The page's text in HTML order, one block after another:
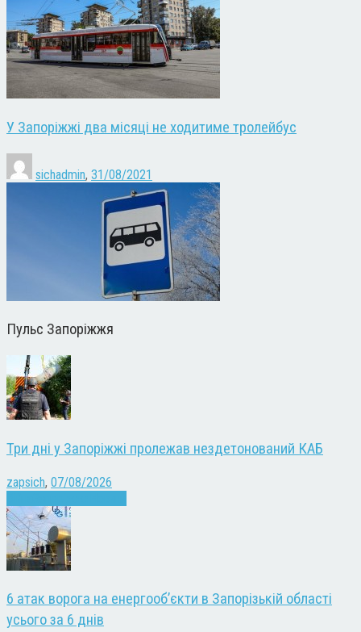
У Запоріжжі два місяці не ходитиме тролейбус
sichadmin, 31/08/2021
Пульс Запоріжжя
Три дні у Запоріжжі пролежав нездетонований КАБ
zapsich, 07/08/2026
6 атак ворога на енергооб’єкти в Запорізькій області
усього за 6 днів